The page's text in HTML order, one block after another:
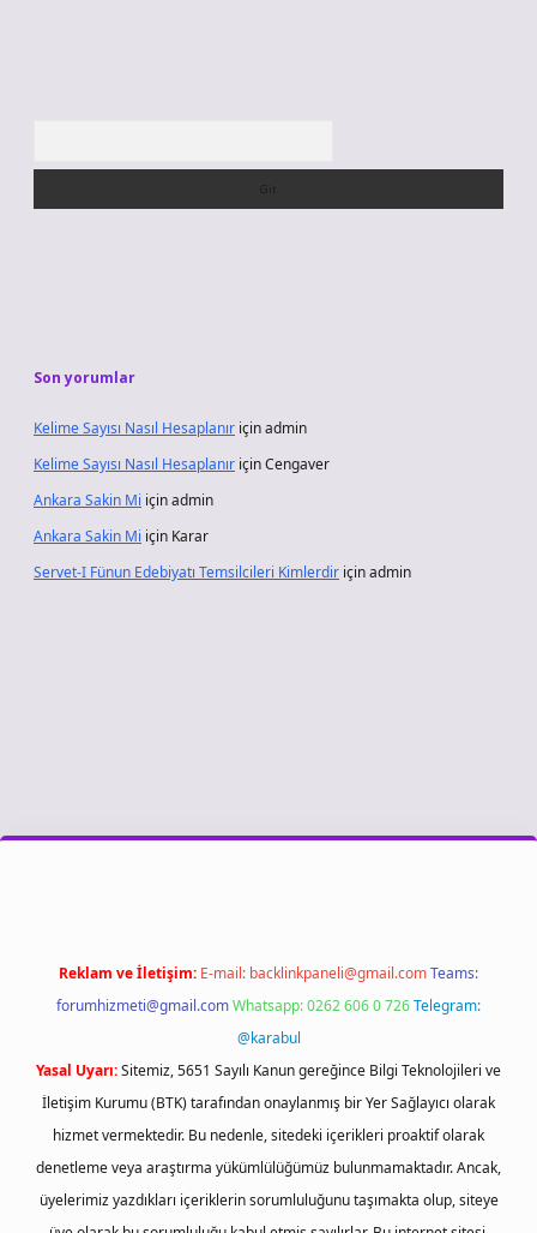
Son yorumlar
Kelime Sayısı Nasıl Hesaplanır içinadmin
Kelime Sayısı Nasıl Hesaplanır içinCengaver
Ankara Sakin Mi içinadmin
Ankara Sakin Mi için Karar
Servet-I Fünun Edebiyatı Temsilcileri Kimlerdir içinadmin
giriş
Reklam ve İletişim: E-mail: backlinkpaneli@gmail.comTeams:
forumhizmeti@gmail.comWhatsapp: 0262 606 0 726Telegram:
@karabul
Yasal Uyarı:Sitemiz, 5651 Sayılı Kanun gereğince Bilgi Teknolojileri ve
İletişim Kurumu (BTK) tarafından onaylanmış bir Yer Sağlayıcı olarak
hizmet vermektedir. Bu nedenle, sitedeki içerikleri proaktif olarak
denetleme veya araştırma yükümlülüğümüz bulunmamaktadır. Ancak,
üyelerimiz yazdıkları içeriklerin sorumluluğunu taşımakta olup, siteye